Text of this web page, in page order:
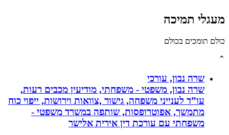
תמיכה
בכולם
שרה נבון, עורכי
שרה נבון, משפטי - משפחתי, מודיעין מכבים רעות,
עו”ד לענייני משפחה, גישור ,צוואות וירושות, ייפוי כוח
מתמשך, אפוטרופסות, שותפה במשרד משפטי -
משפחתי עם עורכת דין אירית אלישר